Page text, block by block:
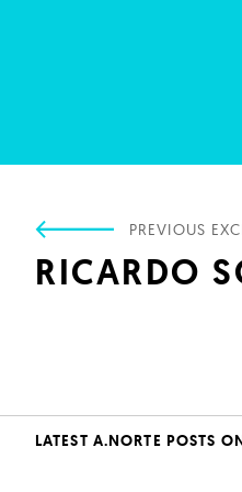
PREVIOUS
RICARDO
LATEST A.NORTE POSTS